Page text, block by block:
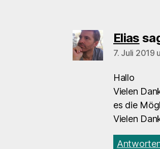
Elias
7. Juli 2019
Hallo
Vielen
es die
Vielen